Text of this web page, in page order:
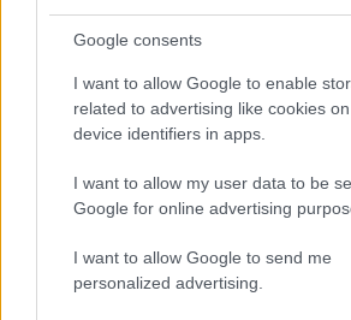
Google consents
I want to allow Google to enable
related to advertising like cookies
device identifiers in apps.
I want to allow my user data to be
Google for online advertising
I want to allow Google to send me
personalized advertising.
BELLEZZA